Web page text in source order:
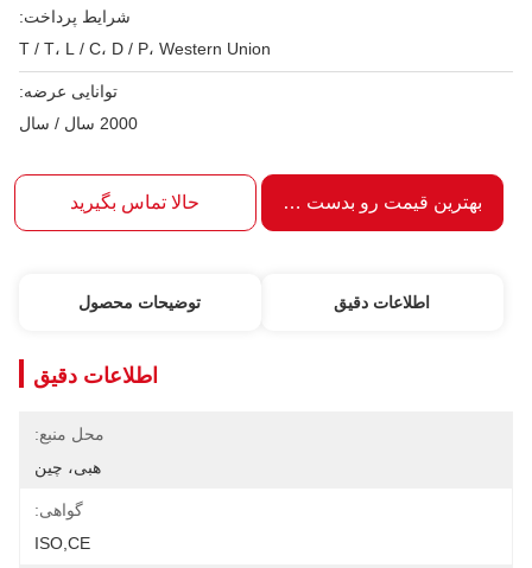
شرایط پرداخت:
T / T، L / C، D / P، Western Union
توانایی عرضه:
2000 سال / سال
بهترین قیمت رو بدست بیار حالا تماس بگیرید
اطلاعات دقیق توضیحات محصول
اطلاعات دقیق
محل منبع:
هبی، چین
گواهی:
ISO,CE